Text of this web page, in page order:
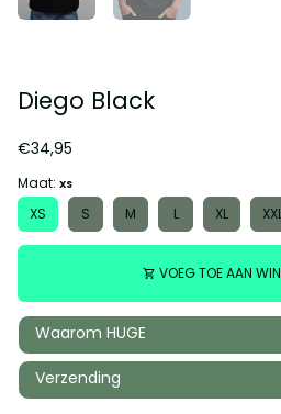
Diego Black
€34,95
Maat: XS
XS S M L XL
shopping_cart VOEG TOE AAN
Waarom HUGE
Verzending